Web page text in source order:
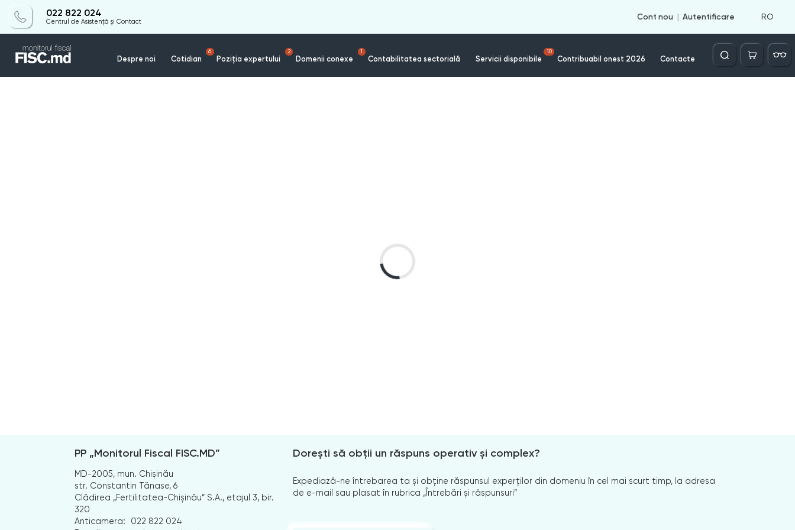
022 822 024
Centrul de Asistență și Contact
Cont nou Autentificare RO
Despre noi Cotidian
6
Poziția expertului
2
Domenii conexe
1
Contabilitatea sectorială Servicii disponibile
10
Contribuabil onest 2026 Contacte
Căutare
PP „Monitorul Fiscal FISC.MD”
MD-2005, mun. Chișinău
str. Constantin Tănase, 6
Clădirea „Fertilitatea-Chișinău” S.A., etajul 3, bir.
320
Anticamera:
022 822 024
Dorești să obții un răspuns operativ și complex?
Expediază-ne întrebarea ta și obține răspunsul experților din domeniu în cel mai scurt timp, la adresa
de e-mail sau plasat în rubrica „Întrebări și răspunsuri”